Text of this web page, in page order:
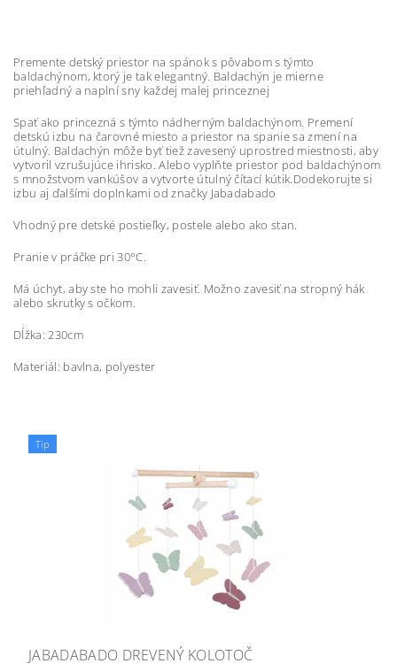
Premente detský priestor na spánok s pôvabom s týmto
baldachýnom, ktorý je tak elegantný. Baldachýn je mierne
priehľadný a naplní sny každej malej princeznej
Spať ako princezná s týmto nádherným baldachýnom. Premení
detskú izbu na čarovné miesto a priestor na spanie sa zmení na
útulný. Baldachýn môže byť tiež zavesený uprostred miestnosti, aby
vytvoril vzrušujúce ihrisko. Alebo vyplňte priestor pod baldachýnom
s množstvom vankúšov a vytvorte útulný čítací kútik.Dodekorujte si
izbu aj ďalšími doplnkami od značky Jabadabado
Vhodný pre detské postieľky, postele alebo ako stan.
Pranie v práčke pri 30°C.
Má úchyt, aby ste ho mohli zavesiť. Možno zavesiť na stropný hák
alebo skrutky s očkom.
Dĺžka: 230cm
Materiál: bavlna, polyester
Tip
JABADABADO DREVENÝ KOLOTOČ